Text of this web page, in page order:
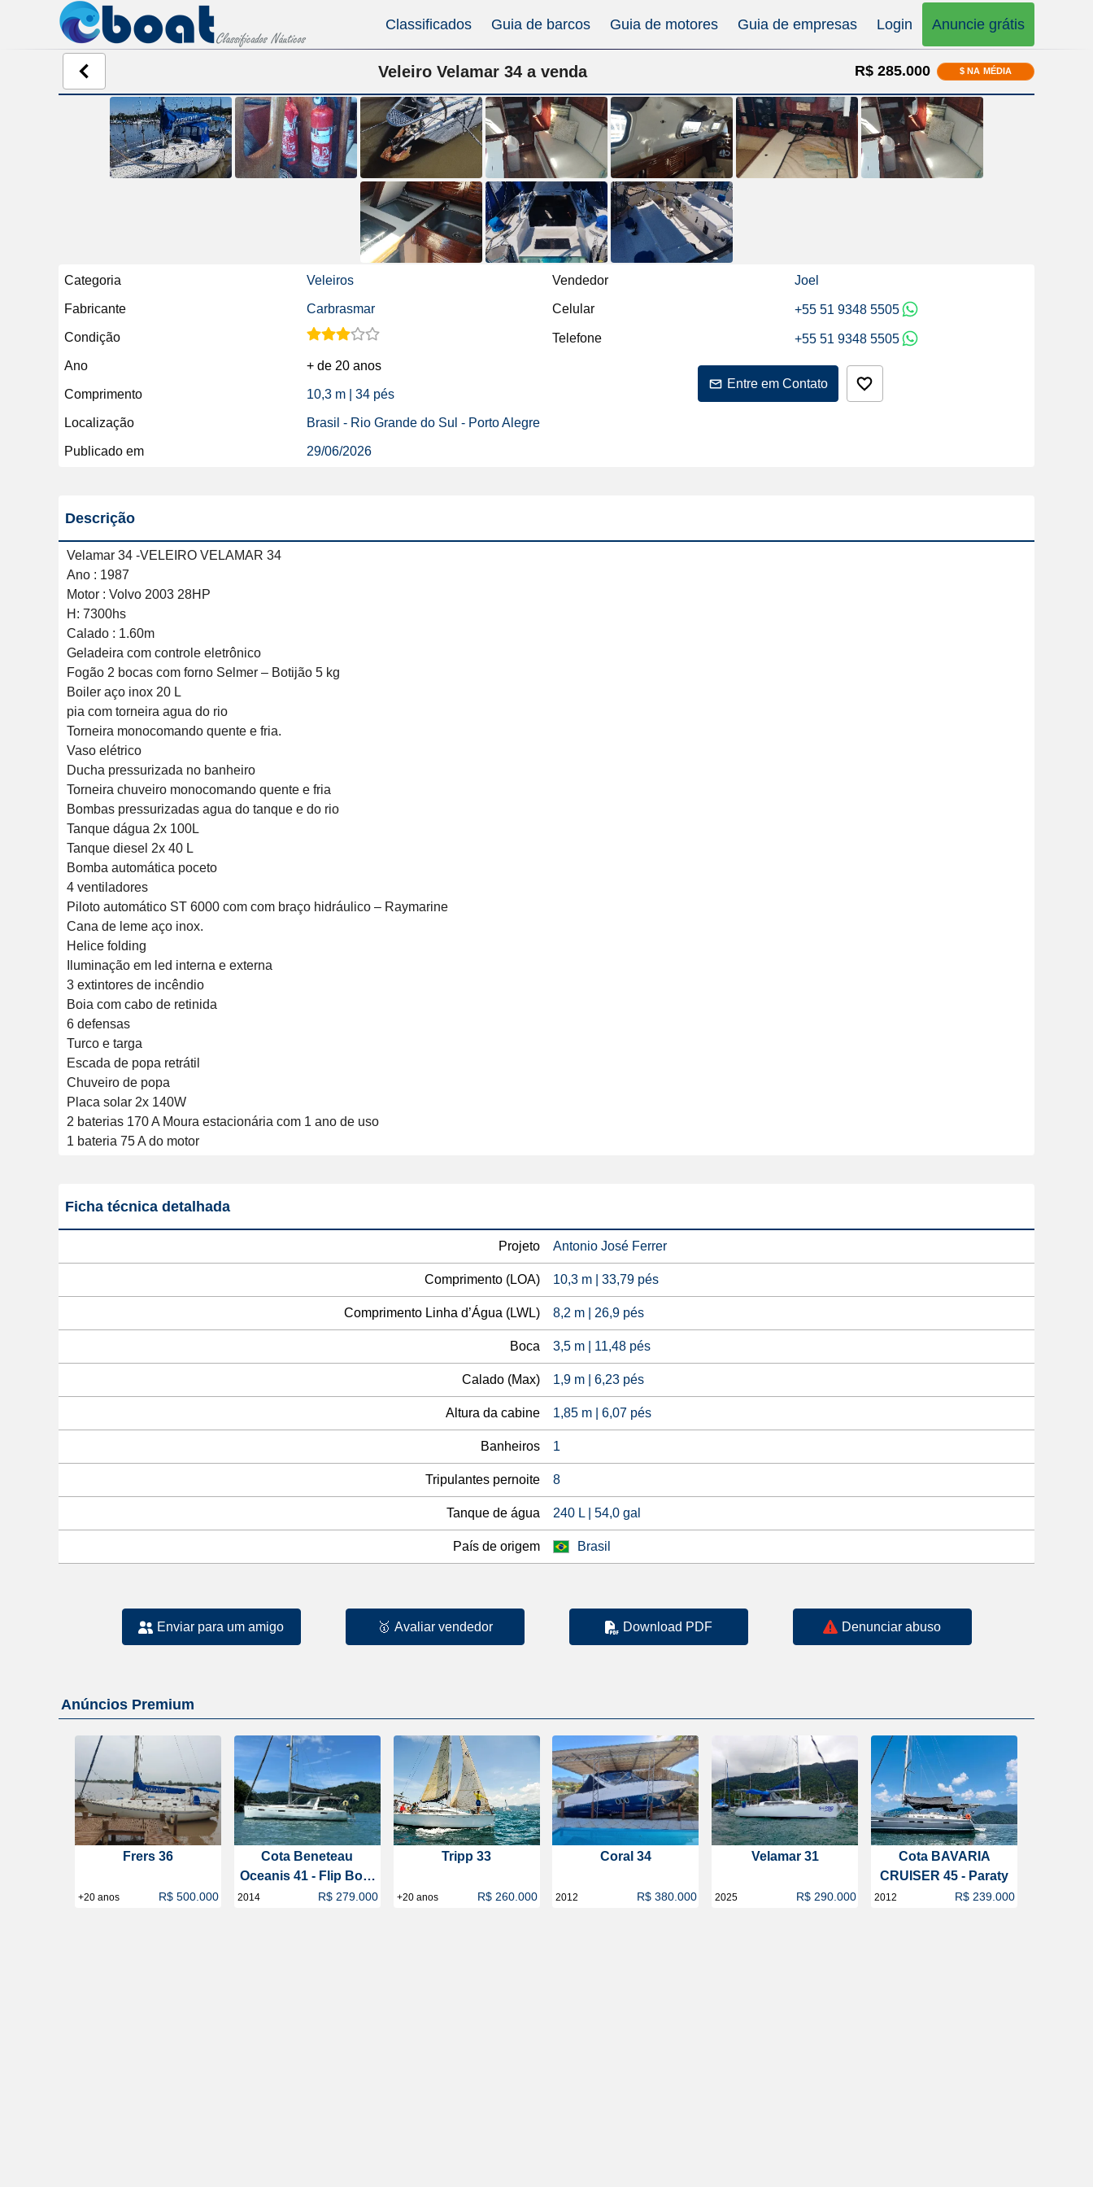
Classificados Guia de barcos Guia de motores Guia de empresas Login Anuncie grátis
Veleiro Velamar 34 a venda R$ 285.000 $ NA MÉDIA
Categoria Veleiros
Fabricante Carbrasmar
Condição
Ano + de 20 anos
Comprimento 10,3 m | 34 pés
Localização Brasil - Rio Grande do Sul - Porto Alegre
Publicado em 29/06/2026
Vendedor Joel
Celular +55 51 9348 5505
Telefone +55 51 9348 5505
Entre em Contato
Descrição
Velamar 34 -VELEIRO VELAMAR 34
Ano : 1987
Motor : Volvo 2003 28HP
H: 7300hs
Calado : 1.60m
Geladeira com controle eletrônico
Fogão 2 bocas com forno Selmer – Botijão 5 kg
Boiler aço inox 20 L
pia com torneira agua do rio
Torneira monocomando quente e fria.
Vaso elétrico
Ducha pressurizada no banheiro
Torneira chuveiro monocomando quente e fria
Bombas pressurizadas agua do tanque e do rio
Tanque dágua 2x 100L
Tanque diesel 2x 40 L
Bomba automática poceto
4 ventiladores
Piloto automático ST 6000 com com braço hidráulico – Raymarine
Cana de leme aço inox.
Helice folding
Iluminação em led interna e externa
3 extintores de incêndio
Boia com cabo de retinida
6 defensas
Turco e targa
Escada de popa retrátil
Chuveiro de popa
Placa solar 2x 140W
2 baterias 170 A Moura estacionária com 1 ano de uso
1 bateria 75 A do motor
Ficha técnica detalhada
Projeto Antonio José Ferrer
Comprimento (LOA) 10,3 m | 33,79 pés
Comprimento Linha d’Água (LWL) 8,2 m | 26,9 pés
Boca 3,5 m | 11,48 pés
Calado (Max) 1,9 m | 6,23 pés
Altura da cabine 1,85 m | 6,07 pés
Banheiros 1
Tripulantes pernoite 8
Tanque de água 240 L | 54,0 gal
País de origem Brasil
Enviar para um amigo 🥇 Avaliar vendedor Download PDF Denunciar abuso
Anúncios Premium
Frers 36
+20 anos R$ 500.000
Cota Beneteau
Oceanis 41 - Flip Boat
Club
2014 R$ 279.000
Tripp 33
+20 anos R$ 260.000
Coral 34
2012 R$ 380.000
Velamar 31
2025 R$ 290.000
Cota BAVARIA
CRUISER 45 - Paraty
2012 R$ 239.000